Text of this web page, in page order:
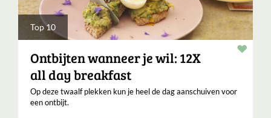
Top 10
Ontbijten wanneer je wil: 12X
all day breakfast
Op deze twaalf plekken kun je heel de dag aanschuiven voor
een ontbijt.